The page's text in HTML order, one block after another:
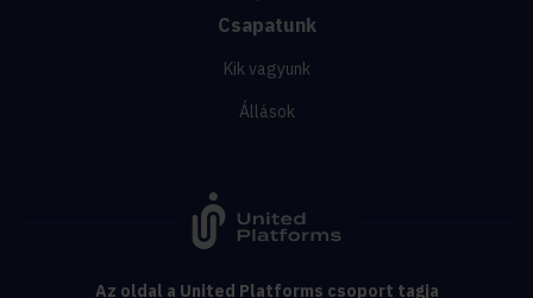
Csapatunk
Kik vagyunk
Állások
Az oldal a United Platforms csoport tagja